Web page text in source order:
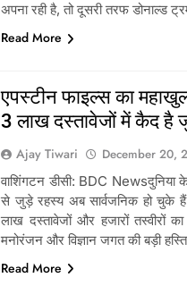
अपना रही है, तो दूसरी तरफ डोनाल्ड
Read More
एपस्टीन फाइल्स का
3 लाख दस्तावेजों में कैद है
Ajay Tiwari December 20,
वाशिंगटन डीसी: BDC
से जुड़े रहस्य अब सार्वजनिक हो चुके
लाख दस्तावेजों और हजारों तस्वीरों
मनोरंजन और विज्ञान जगत की बड़ी
Read More